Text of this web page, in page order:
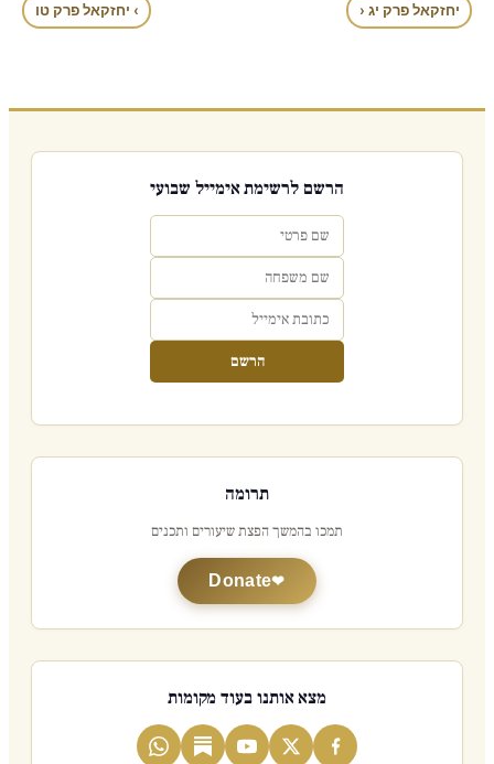
יחזקאל פרק יג ‹ › יחזקאל פרק טו
הרשם לרשימת אימייל שבועי
הרשם
תרומה
תמכו בהמשך הפצת שיעורים ותכנים
Donate
מצא אותנו בעוד מקומות